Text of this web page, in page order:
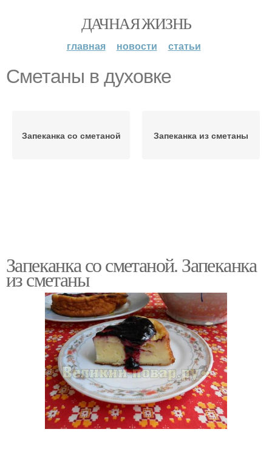
ДАЧНАЯ ЖИЗНЬ
главная новости статьи
Сметаны в духовке
Запеканка со сметаной Запеканка из сметаны
Запеканка со сметаной. Запеканка
из сметаны